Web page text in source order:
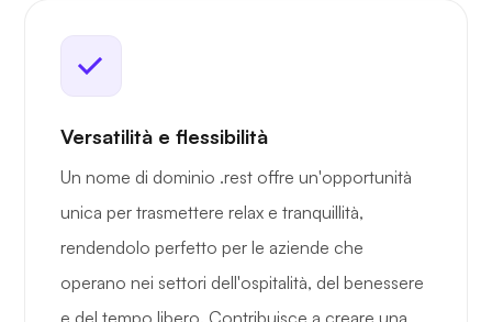
Versatilità e flessibilità
Un nome di dominio .rest offre un'opportunità
unica per trasmettere relax e tranquillità,
rendendolo perfetto per le aziende che
operano nei settori dell'ospitalità, del benessere